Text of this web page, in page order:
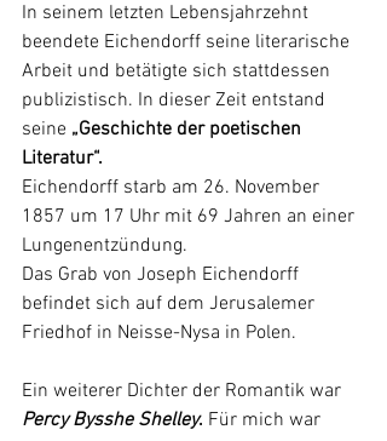
In seinem letzten Lebensjahrzehnt
beendete Eichendorff seine literarische
Arbeit und betätigte sich stattdessen
publizistisch. In dieser Zeit entstand
seine „Geschichte der poetischen
Literatur“.
Eichendorff starb am 26. November
1857 um 17 Uhr mit 69 Jahren an einer
Lungenentzündung.
Das Grab von Joseph Eichendorff
befindet sich auf dem Jerusalemer
Friedhof in Neisse-Nysa in Polen.
Ein weiterer Dichter der Romantik war
Percy Bysshe Shelley. Für mich war